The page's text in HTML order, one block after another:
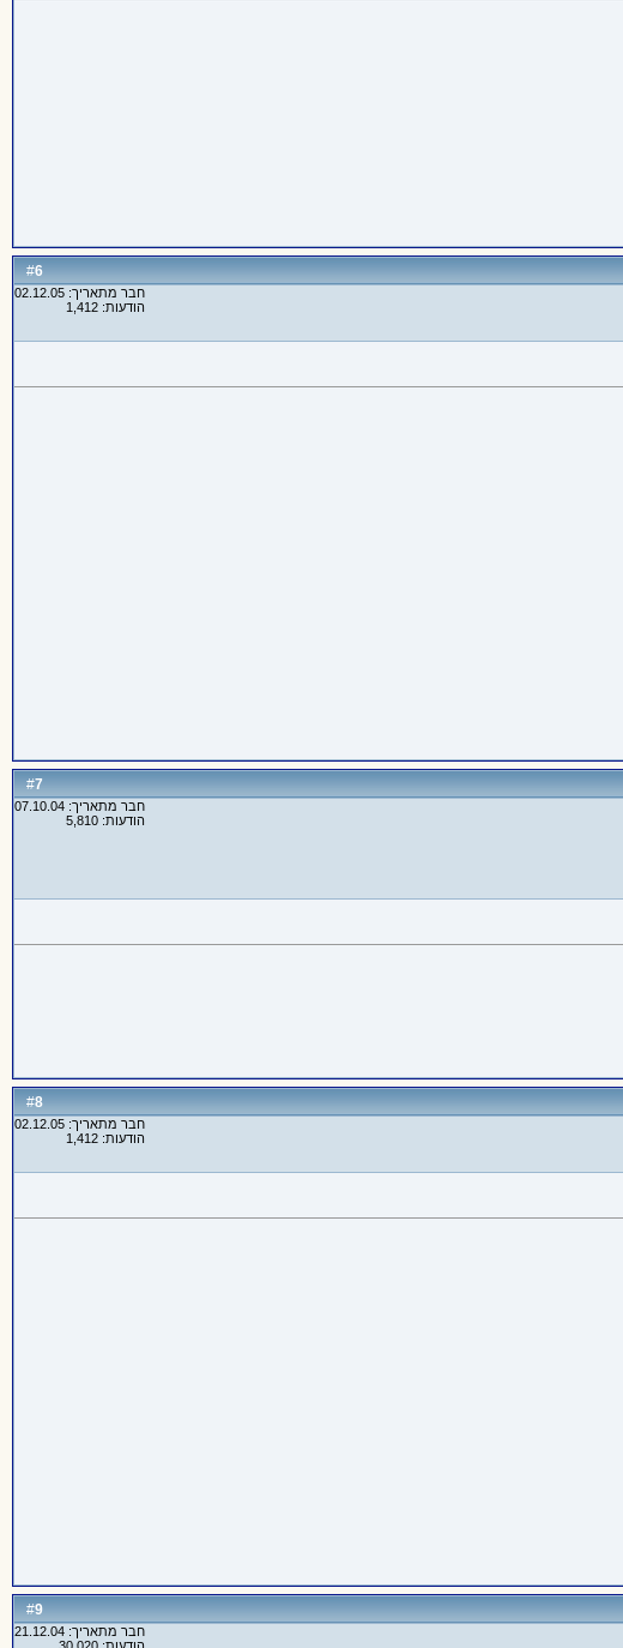
#
6
חבר מתאריך: 02.12.05
הודעות: 1,412
#
7
חבר מתאריך: 07.10.04
הודעות: 5,810
#
8
חבר מתאריך: 02.12.05
הודעות: 1,412
#
9
חבר מתאריך: 21.12.04